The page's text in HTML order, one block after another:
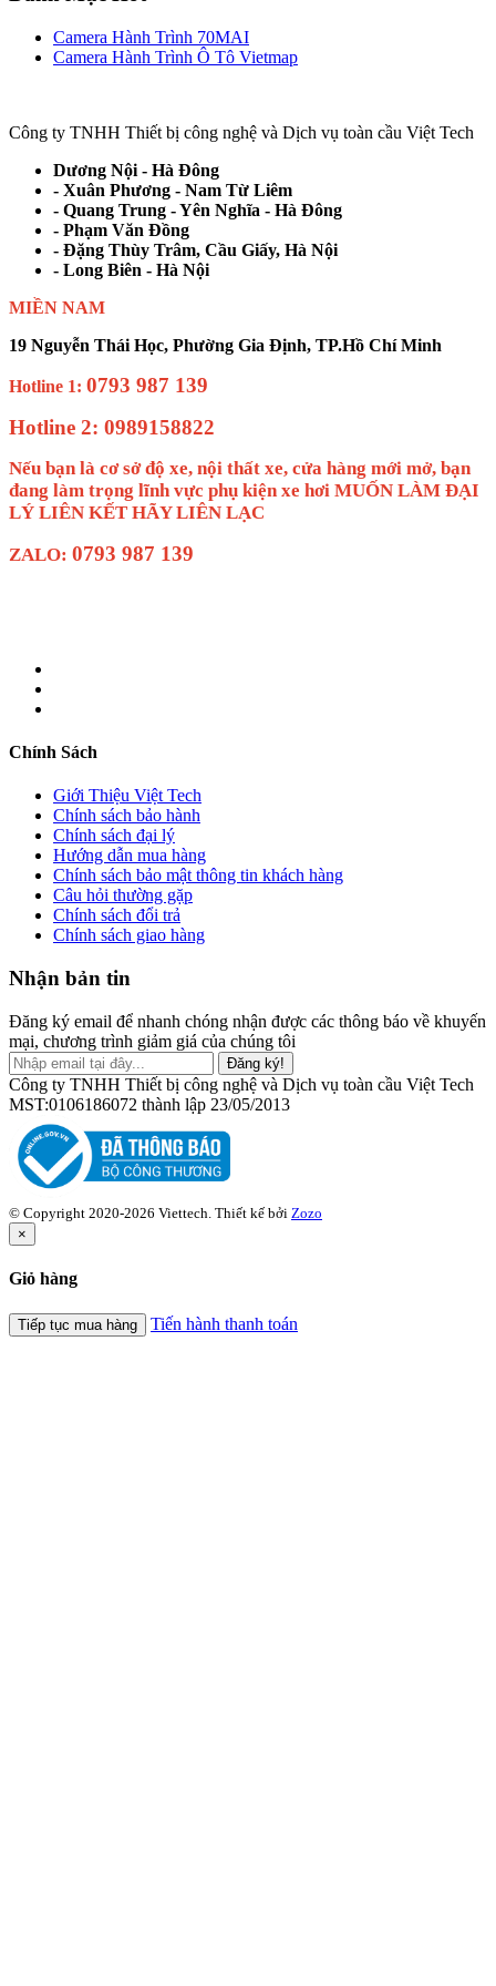
Camera Hành Trình 70MAI
Camera Hành Trình Ô Tô Vietmap
Công ty TNHH Thiết bị công nghệ và Dịch vụ toàn cầu Việt Tech
Dương Nội - Hà Đông
- Xuân Phương - Nam Từ Liêm
- Quang Trung - Yên Nghĩa - Hà Đông
- Phạm Văn Đồng
- Đặng Thùy Trâm, Cầu Giấy, Hà Nội
- Long Biên - Hà Nội
MIỀN NAM
19 Nguyễn Thái Học, Phường Gia Định, TP.Hồ Chí Minh
Hotline 1: 0793 987 139
Hotline 2: 0989158822
Nếu bạn là cơ sở độ xe, nội thất xe, cửa hàng mới mở, bạn
đang làm trọng lĩnh vực phụ kiện xe hơi MUỐN LÀM ĐẠI
LÝ LIÊN KẾT HÃY LIÊN LẠC
ZALO: 0793 987 139
Chính Sách
Giới Thiệu Việt Tech
Chính sách bảo hành
Chính sách đại lý
Hướng dẫn mua hàng
Chính sách bảo mật thông tin khách hàng
Câu hỏi thường gặp
Chính sách đổi trả
Chính sách giao hàng
Nhận bản tin
Đăng ký email để nhanh chóng nhận được các thông báo về khuyến
mại, chương trình giảm giá của chúng tôi
Đăng ký!
Công ty TNHH Thiết bị công nghệ và Dịch vụ toàn cầu Việt Tech
MST:0106186072 thành lập 23/05/2013
© Copyright 2020-2026 Viettech. Thiết kế bởi Zozo
×
Giỏ hàng
Tiếp tục mua hàng Tiến hành thanh toán